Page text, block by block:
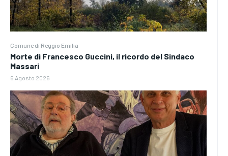
Comune di Reggio Emilia
Morte di Francesco Guccini, il ricordo del Sindaco
Massari
6 Agosto 2026